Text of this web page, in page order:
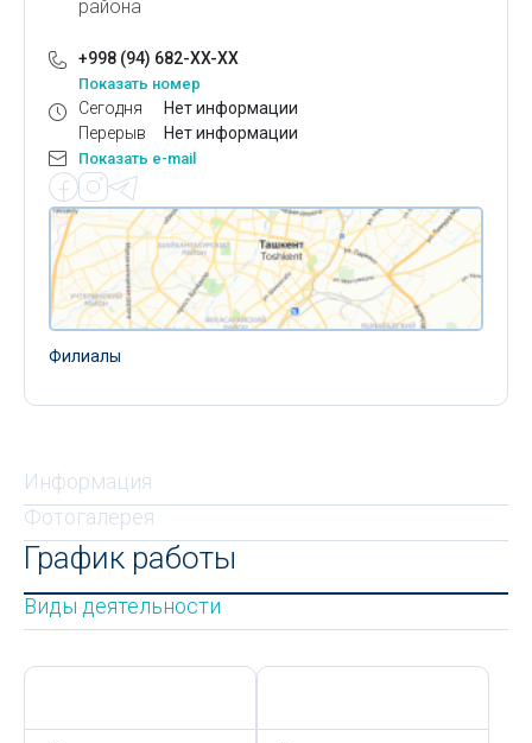
района
+998 (94) 682-XX-XX
Показать номер
Сегодня
Перерыв
Нет информации
Нет информации
Показать e-mail
Филиалы
Информация
Фотогалерея
График работы
Виды деятельности